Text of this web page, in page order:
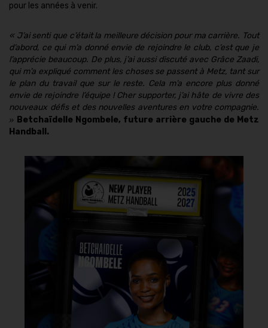
pour les années à venir.
« J’ai senti que c’était la meilleure décision pour ma carrière. Tout
d’abord, ce qui m’a donné envie de rejoindre le club, c’est que je
l’apprécie beaucoup. De plus, j’ai aussi discuté avec Grâce Zaadi,
qui m’a expliqué comment les choses se passent à Metz, tant sur
le plan du travail que sur le reste. Cela m’a encore plus donné
envie de rejoindre l’équipe !Cher supporter, j’ai hâte de vivre des
nouveaux défis et des nouvelles aventures en votre compagnie.
» Betchaïdelle Ngombele, future arrière gauche de Metz
Handball.